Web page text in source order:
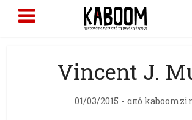
Vincent J.
01/03/2015 από